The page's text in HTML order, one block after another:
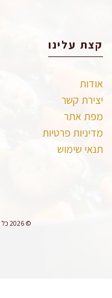
קצת עלינו
אודות
יצירת קשר
מפת אתר
מדיניות פרטיות
תנאי שימוש
© 2026 כל הזכויות שמורות לניחוח מתוק